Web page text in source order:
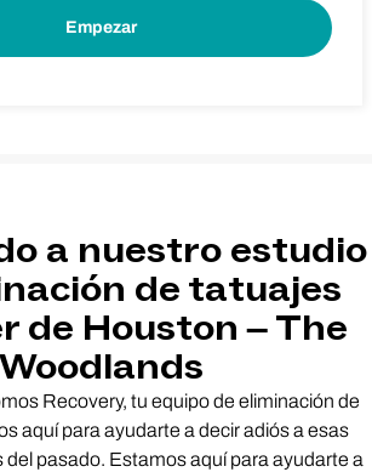
a nuestro estudio
de tatuajes
de Houston – The
Woodlands
Recovery, tu equipo de eliminación de
aquí para ayudarte a decir adiós a esas
pasado. Estamos aquí para ayudarte a